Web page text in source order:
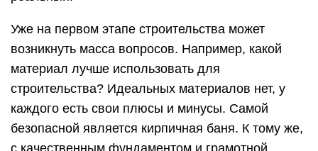
Уже на первом этапе строительства может
возникнуть масса вопросов. Например, какой
материал лучше использовать для
строительства? Идеальных материалов нет, у
каждого есть свои плюсы и минусы. Самой
безопасной является кирпичная баня. К тому же,